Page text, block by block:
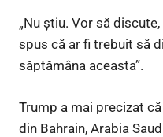
„Nu știu. Vor să
spus că ar fi trebuit să
săptămâna aceasta”.
Trump a mai precizat
din Bahrain, Arabia